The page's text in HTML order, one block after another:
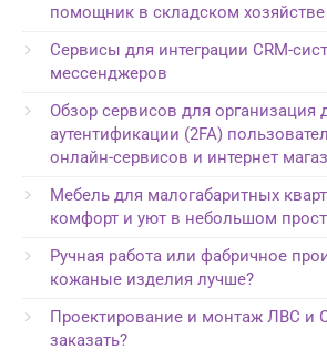
помощник в складском хозяйстве
Сервисы для интеграции CRM-
мессенджеров
Обзор сервисов для организация
аутентификации (2FA)
онлайн-сервисов и интернет
Мебель для малогабаритных
комфорт и уют в небольшом
Ручная работа или фабричное
кожаные изделия лучше?
Проектирование и монтаж ЛВС и
заказать?